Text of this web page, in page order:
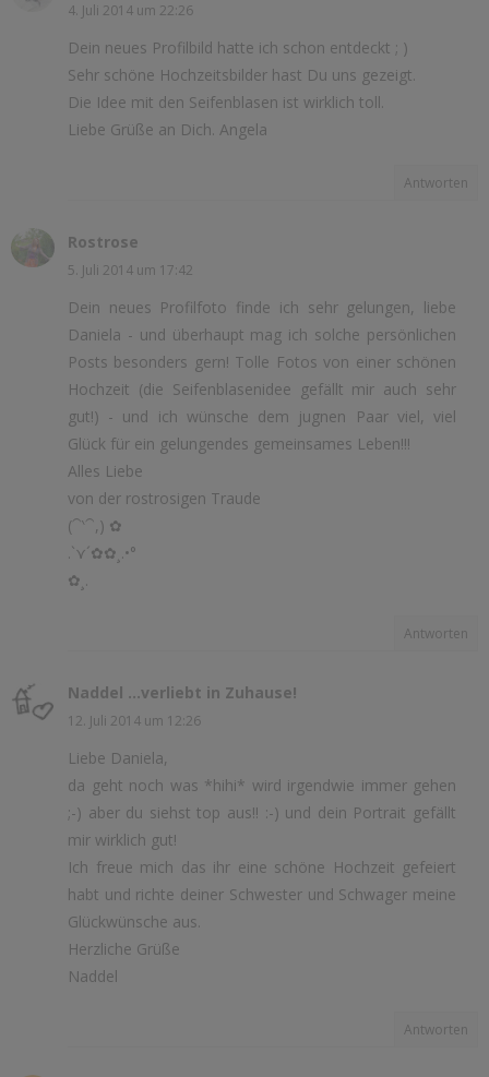
4. Juli 2014 um 22:26
Dein neues Profilbild hatte ich schon entdeckt ; )
Sehr schöne Hochzeitsbilder hast Du uns gezeigt.
Die Idee mit den Seifenblasen ist wirklich toll.
Liebe Grüße an Dich. Angela
Antworten
Rostrose
5. Juli 2014 um 17:42
Dein neues Profilfoto finde ich sehr gelungen, liebe
Daniela - und überhaupt mag ich solche persönlichen
Posts besonders gern! Tolle Fotos von einer schönen
Hochzeit (die Seifenblasenidee gefällt mir auch sehr
gut!) - und ich wünsche dem jugnen Paar viel, viel
Glück für ein gelungendes gemeinsames Leben!!!
Alles Liebe
von der rostrosigen Traude
(⁀‵⁀,) ✿
.`⋎´✿✿¸.•°
✿¸.
Antworten
Naddel ...verliebt in Zuhause!
12. Juli 2014 um 12:26
Liebe Daniela,
da geht noch was *hihi* wird irgendwie immer gehen
;-) aber du siehst top aus!! :-) und dein Portrait gefällt
mir wirklich gut!
Ich freue mich das ihr eine schöne Hochzeit gefeiert
habt und richte deiner Schwester und Schwager meine
Glückwünsche aus.
Herzliche Grüße
Naddel
Antworten